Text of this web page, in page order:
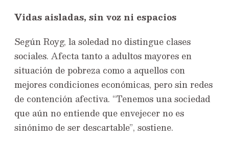
Vidas aisladas, sin voz ni espacios
Según Royg, la soledad no distingue clases
sociales. Afecta tanto a adultos mayores en
situación de pobreza como a aquellos con
mejores condiciones económicas, pero sin redes
de contención afectiva. “Tenemos una sociedad
que aún no entiende que envejecer no es
sinónimo de ser descartable”, sostiene.